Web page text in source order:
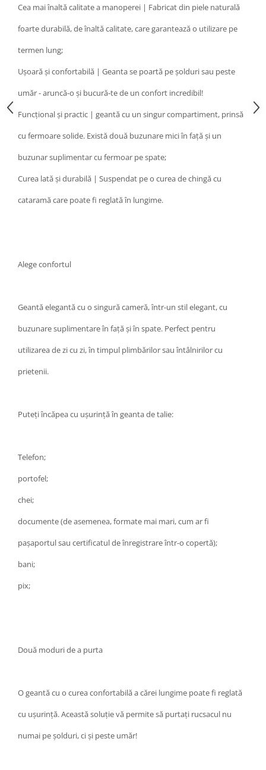
Cea mai înaltă calitate a manoperei | Fabricat din piele naturală
foarte durabilă, de înaltă calitate, care garantează o utilizare pe
termen lung;
Ușoară și confortabilă | Geanta se poartă pe șolduri sau peste
umăr - aruncă-o și bucură-te de un confort incredibil!
Funcțional și practic | geantă cu un singur compartiment, prinsă
cu fermoare solide. Există două buzunare mici în față și un
buzunar suplimentar cu fermoar pe spate;
Curea lată și durabilă | Suspendat pe o curea de chingă cu
cataramă care poate fi reglată în lungime.
Alege confortul
Geantă elegantă cu o singură cameră, într-un stil elegant, cu
buzunare suplimentare în față și în spate. Perfect pentru
utilizarea de zi cu zi, în timpul plimbărilor sau întâlnirilor cu
prietenii.
Puteți încăpea cu ușurință în geanta de talie:
Telefon;
portofel;
chei;
documente (de asemenea, formate mai mari, cum ar fi
pașaportul sau certificatul de înregistrare într-o copertă);
bani;
pix;
Două moduri de a purta
O geantă cu o curea confortabilă a cărei lungime poate fi reglată
cu ușurință. Această soluție vă permite să purtați rucsacul nu
numai pe șolduri, ci și peste umăr!